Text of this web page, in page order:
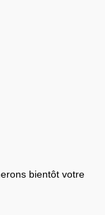
bientôt votre